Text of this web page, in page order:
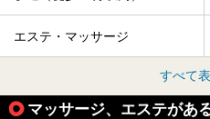
エステ・マッサージ
すべて
マッサージ、エステがあ